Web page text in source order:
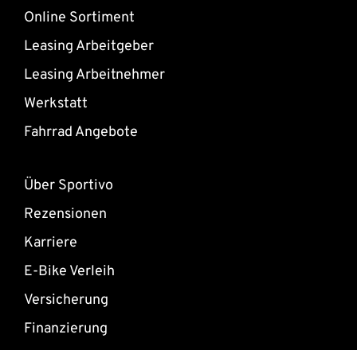
Online Sortiment
Leasing Arbeitgeber
Leasing Arbeitnehmer
Werkstatt
Fahrrad Angebote
Über Sportivo
Rezensionen
Karriere
E-Bike Verleih
Versicherung
Finanzierung